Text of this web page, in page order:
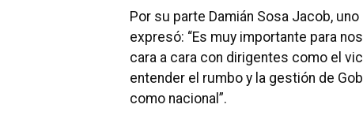
Por su parte Damián Sosa Jacob,
expresó: “Es muy importante para
cara a cara con dirigentes como el
entender el rumbo y la gestión de
como nacional”.